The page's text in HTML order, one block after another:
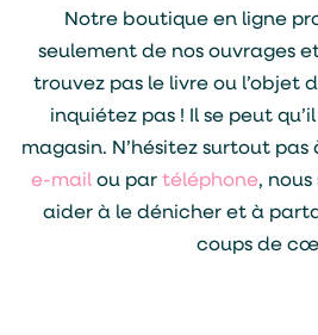
Notre boutique en ligne
seulement de nos ouvrages
trouvez pas le livre ou l’objet
inquiétez pas ! Il se peut
magasin. N’hésitez surtout
e-mail ou par téléphone, nous
aider à le dénicher et à
coups de